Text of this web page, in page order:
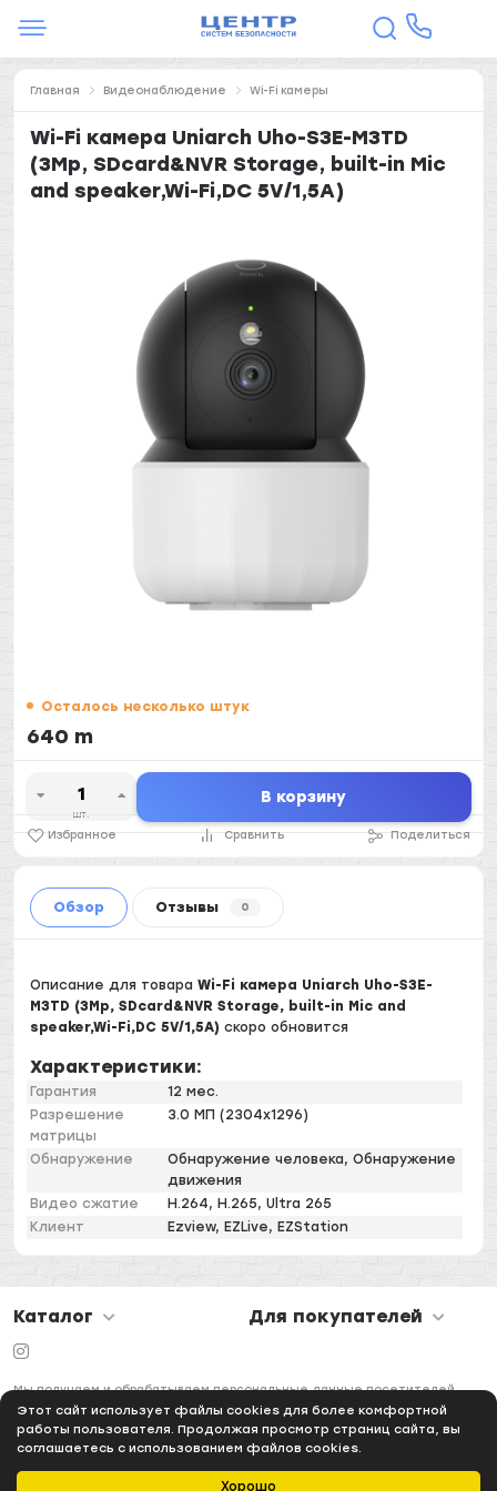
Хорошо
Этот сайт использует файлы cookies для более комфортной
работы пользователя. Продолжая просмотр страниц сайта, вы
соглашаетесь с использованием файлов cookies.
Главная Видеонаблюдение Wi-Fi камеры
Wi-Fi камера Uniarch Uho-S3E-M3TD
(3Mp, SDcard&NVR Storage, built-in Mic
and speaker,Wi-Fi,DC 5V/1,5A)
Осталось несколько штук
640 m
шт.
В корзину
Избранное Сравнить Поделиться
Обзор Отзывы 0
Описание для товараWi-Fi камера Uniarch Uho-S3E-
M3TD (3Mp, SDcard&NVR Storage, built-in Mic and
speaker,Wi-Fi,DC 5V/1,5A) скоро обновится
Характеристики:
Гарантия
12 мес.
Разрешение
матрицы
3.0 МП (2304x1296)
Обнаружение
Обнаружение человека, Обнаружение
движения
Видео сжатие
H.264, H.265, Ultra 265
Клиент
Ezview, EZLive, EZStation
Каталог Для покупателей
Мы получаем и обрабатываем персональные данные посетителей
нашего сайта в соответствии с официальной политикой